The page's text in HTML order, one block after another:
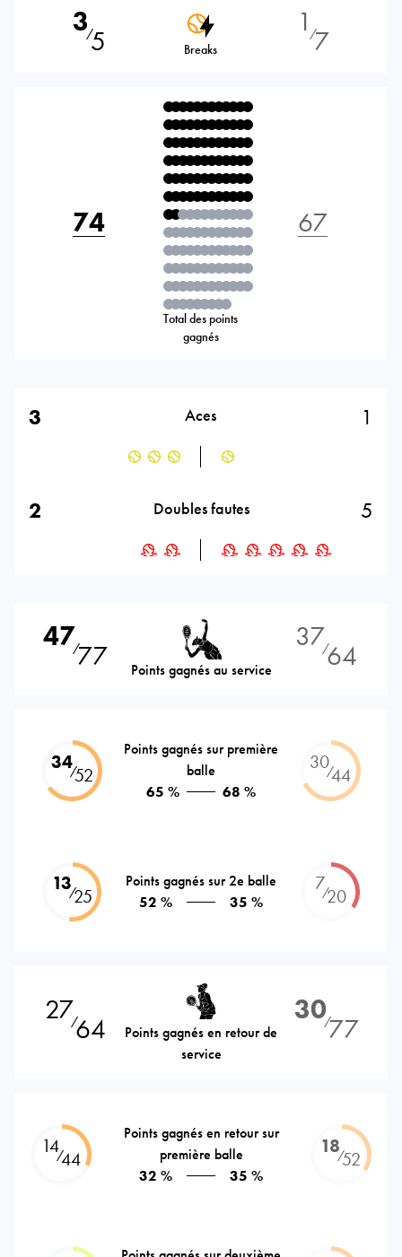
3⁄5 Breaks
1 ⁄7
74
Total des points
gagnés
67
3 Aces 1
2 Doubles fautes 5
47⁄77 Points gagnés au service
37⁄64
34⁄52
Points gagnés sur première
balle
65 %
68 %
30⁄44
13⁄25
Points gagnés sur 2e balle
52 %
35 %
7⁄20
27⁄64
Points gagnés en retour de
service
30⁄77
14⁄44
Points gagnés en retour sur
première balle
32 %
35 %
18⁄52